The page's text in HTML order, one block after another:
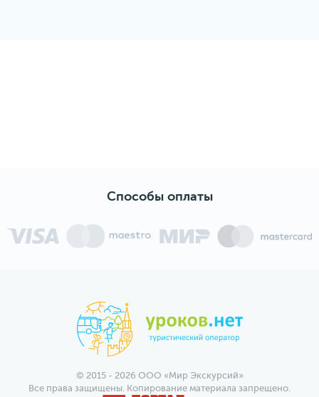
Способы оплаты
© 2015 - 2026 ООО «Мир Экскурсий»
Все права защищены. Копирование материала запрещено.